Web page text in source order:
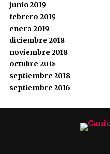
junio 2019
febrero 2019
enero 2019
diciembre 2018
noviembre 2018
octubre 2018
septiembre 2018
septiembre 2016